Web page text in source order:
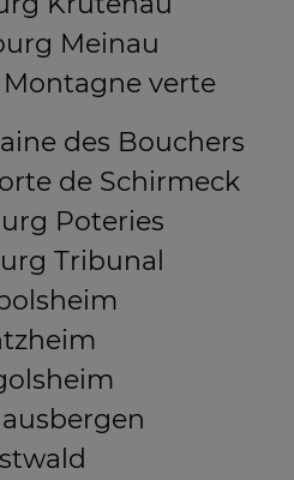
Meinau
verte
des Bouchers
de Schirmeck
Poteries
Tribunal